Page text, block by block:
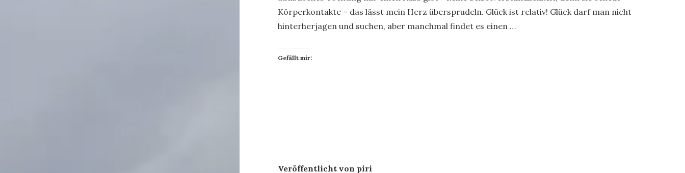
Körperkontakte – das lässt mein Herz übersprudeln. Glück ist relativ! Glück darf man nicht
hinterherjagen und suchen, aber manchmal findet es einen …
Gefällt mir:
Veröffentlicht von piri